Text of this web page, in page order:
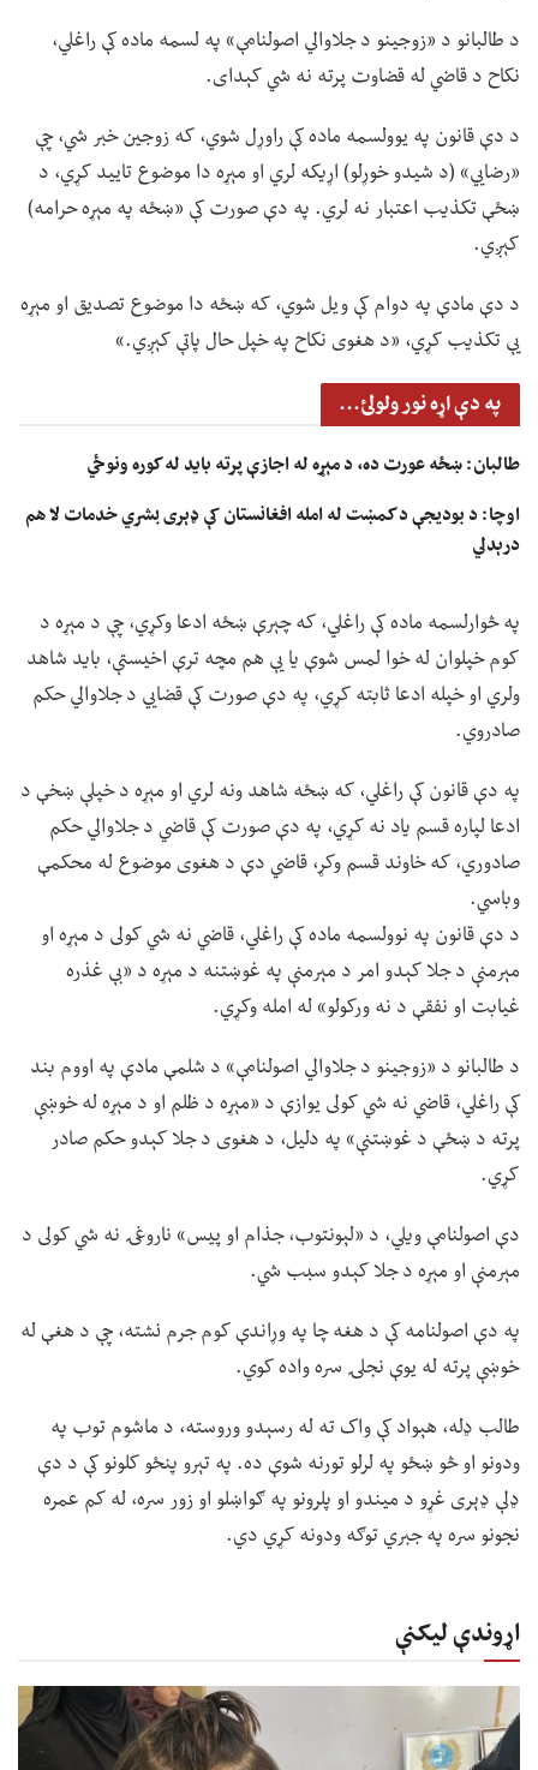
د طالبانو د «زوجینو د جلاوالي اصولنامې» په لسمه ماده کې راغلي،
نکاح د قاضي له قضاوت پرته نه شي کېدای.
د دې قانون په یوولسمه ماده کې راوړل شوي، که زوجین خبر شي، چې
«رضايي» (د شیدو خوړلو) اړیکه لري او مېړه دا موضوع تایید کړي، د
ښځې تکذیب اعتبار نه لري. په دې صورت کې «ښځه په مېړه حرامه)
کېږي.
د دې مادې په دوام کې ویل شوي، که ښځه دا موضوع تصدیق او مېړه
یې تکذیب کړي، «د هغوی نکاح په خپل حال پاتې کېږي.»
په دې اړه نور ولولئ...
طالبان: ښځه عورت ده، د مېړه له اجازې پرته باید له کوره ونوځي
اوچا: د بودیجې د کمښت له امله افغانستان کې ډېری بشري خدمات لا هم
درېدلي
په څوارلسمه ماده کې راغلي، که چېرې ښځه ادعا وکړي، چې د مېړه د
کوم خپلوان له خوا لمس شوې یا یې هم مچه ترې اخیستې، باید شاهد
ولري او خپله ادعا ثابته کړي، په دې صورت کې قضايي د جلاوالي حکم
صادروي.
په دې قانون کې راغلي، که ښځه شاهد ونه لري او مېړه د خپلې ښخې د
ادعا لپاره قسم یاد نه کړي، په دې صورت کې قاضي د جلاوالي حکم
صادوري، که خاوند قسم وکړ، قاضي دې د هغوی موضوع له محکمې
وباسي.
د دې قانون په نوولسمه ماده کې راغلي، قاضي نه شي کولی د مېړه او
مېرمنې د جلا کېدو امر د مېرمنې په غوښتنه د مېړه د «بې غذره
غیابت او نفقې د نه ورکولو» له امله وکړي.
د طالبانو د «زوجینو د جلاوالي اصولنامې» د شلمې مادې په اووم بند
کې راغلي، قاضي نه شي کولی یوازې د «مېړه د ظلم او د مېړه له خوښې
پرته د ښځې د غوښتنې» په دلیل، د هغوی د جلا کېدو حکم صادر
کړي.
دې اصولنامې ویلي، د «لېونتوب، جذام او پیس» ناروغۍ نه شي کولی د
مېرمنې او مېړه د جلا کېدو سبب شي.
په دې اصولنامه کې د هغه چا په وړاندې کوم جرم نشته، چې د هغې له
خوښې پرته له یوې نجلۍ سره واده کوي.
طالب ډله، هېواد کې واک ته له رسېدو وروسته، د ماشوم توب په
ودونو او څو ښځو په لرلو تورنه شوې ده. په تېرو پنځو کلونو کې د دې
ډلې ډېری غړو د میندو او پلرونو په ګواښلو او زور سره، له کم عمره
نجونو سره په جبري توګه ودونه کړي دي.
اړوندې لیکنې